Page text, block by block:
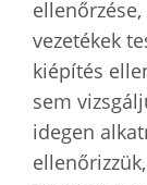
vezetékek
kiépítés
sem
idegen